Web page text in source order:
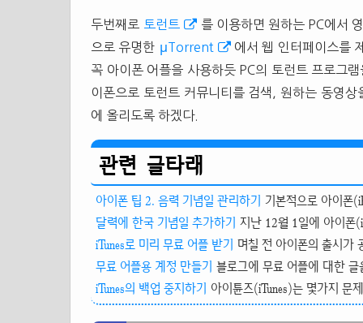
두번째로 토런트
를 이용하면 원하는 PC에서
으로 유명한 μTorrent
에서 웹 인터페이스를
꼭 아이폰 어플을 사용하듯 PC의 토런트 프로그
이폰으로 토런트 커뮤니티를 검색, 원하는 동영
에 올리도록 하겠다.
관련 글타래
아이폰 팁 2. 음력 기념일 관리하기 기본적으로 아이폰
달력에 한국 기념일 추가하기 지난 12월 1일에 아이폰
iTunes로 미리 무료 어플 받기 며칠 전 아이폰의 출시가
무료 어플용 계정 만들기 블로그에 무료 어플에 대한
iTunes의 백업 중지하기 아이튠즈(iTunes)는 몇가지 문